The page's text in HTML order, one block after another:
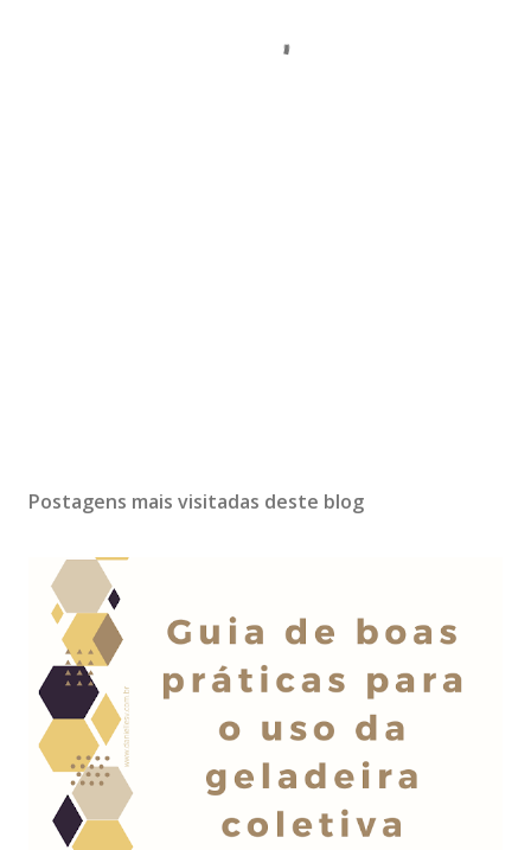
Postagens mais visitadas deste blog